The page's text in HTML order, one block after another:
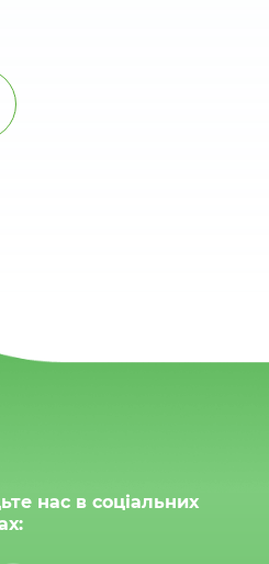
нас в соціальних